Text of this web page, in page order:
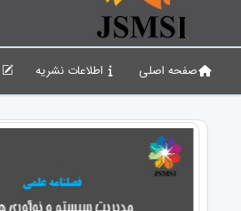
صفحه اصلی اطلاعات نشریه